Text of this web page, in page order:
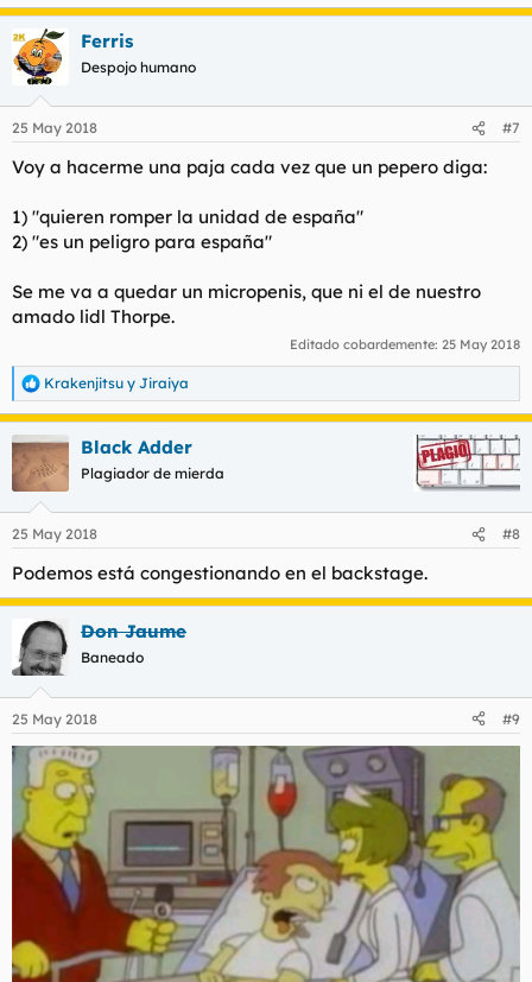
Ferris
Despojo humano
25 May 2018 #7
Voy a hacerme una paja cada vez que un pepero diga:
1) "quieren romper la unidad de españa"
2) "es un peligro para españa"
Se me va a quedar un micropenis, que ni el de nuestro
amado lidl Thorpe.
Editado cobardemente: 25 May 2018
R
e
a
c
c
e
:
Krakenjitsu y Jiraiya
Black Adder
Plagiador de mierda
25 May 2018 #8
Podemos está congestionando en el backstage.
Don Jaume
Baneado
25 May 2018 #9